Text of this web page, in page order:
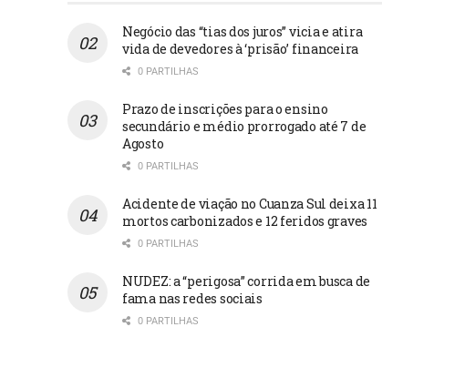
Negócio das “tias dos juros” vicia e atira
vida de devedores à ‘prisão’ financeira
0 PARTILHAS
Prazo de inscrições para o ensino
secundário e médio prorrogado até 7 de
Agosto
0 PARTILHAS
Acidente de viação no Cuanza Sul deixa 11
mortos carbonizados e 12 feridos graves
0 PARTILHAS
NUDEZ: a “perigosa” corrida em busca de
fama nas redes sociais
0 PARTILHAS